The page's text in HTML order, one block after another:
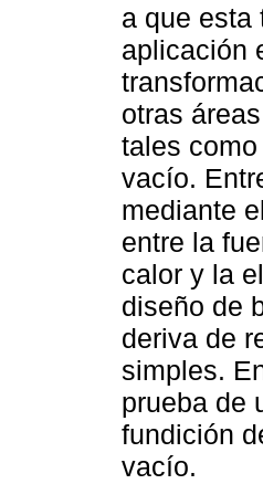
a que esta
aplicación
otras
tales
vacío.
mediante
entre la
calor y la
diseño de
deriva de
simples.
prueba de
fundición
vacío.